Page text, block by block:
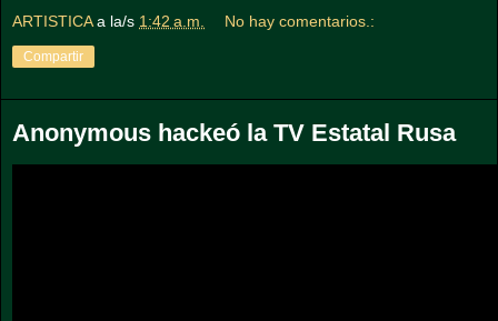
ARTISTICA a la/s 1:42 a.m. No hay comentarios.:
Compartir
Anonymous hackeó la TV Estatal Rusa